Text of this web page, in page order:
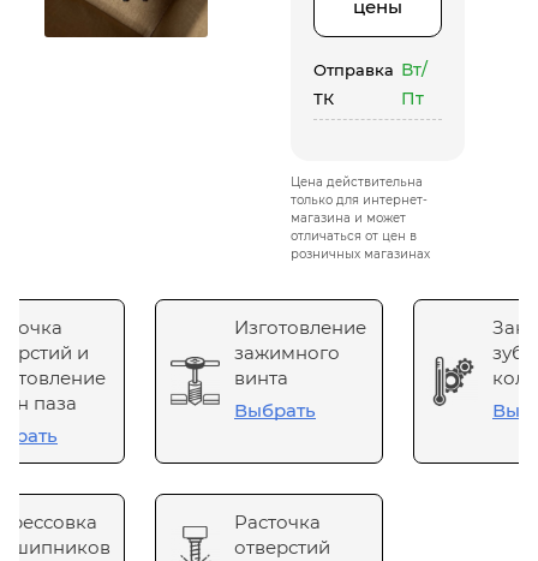
цены
Отправка
ТК
Вт/
Пт
Цена действительна
только для интернет-
магазина и может
отличаться от цен в
розничных магазинах
и
паза
Изготовление
зажимного
винта
Выбрать
Расточка
отверстий